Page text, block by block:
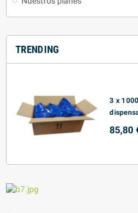
TRENDING
3 x
85,80